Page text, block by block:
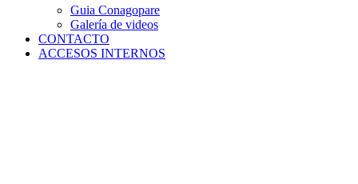
Guia Conagopare
Galería de videos
CONTACTO
ACCESOS INTERNOS